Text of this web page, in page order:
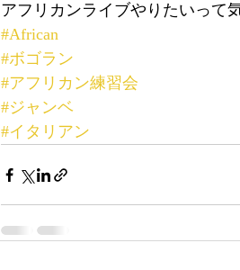
アフリカンライブやりたいって
#African
#ボゴラン
#アフリカン練習会
#ジャンベ
#イタリアン